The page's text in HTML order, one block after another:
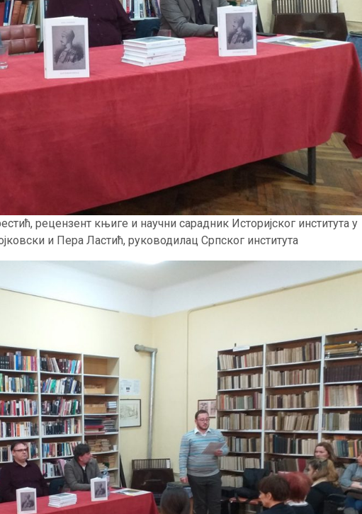
рецензент књиге и научни сарадник Историјског института у
и Пера Ластић, руководилац Српског института